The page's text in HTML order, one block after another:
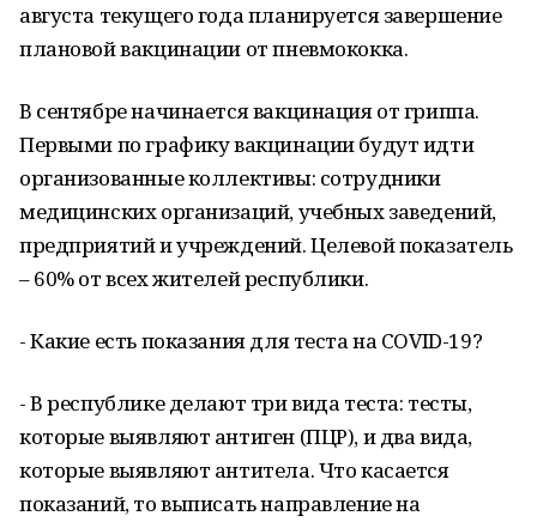
августа текущего года планируется завершение
плановой вакцинации от пневмококка.
В сентябре начинается вакцинация от гриппа.
Первыми по графику вакцинации будут идти
организованные коллективы: сотрудники
медицинских организаций, учебных заведений,
предприятий и учреждений. Целевой показатель
– 60% от всех жителей республики.
- Какие есть показания для теста на COVID-19?
- В республике делают три вида теста: тесты,
которые выявляют антиген (ПЦР), и два вида,
которые выявляют антитела. Что касается
показаний, то выписать направление на